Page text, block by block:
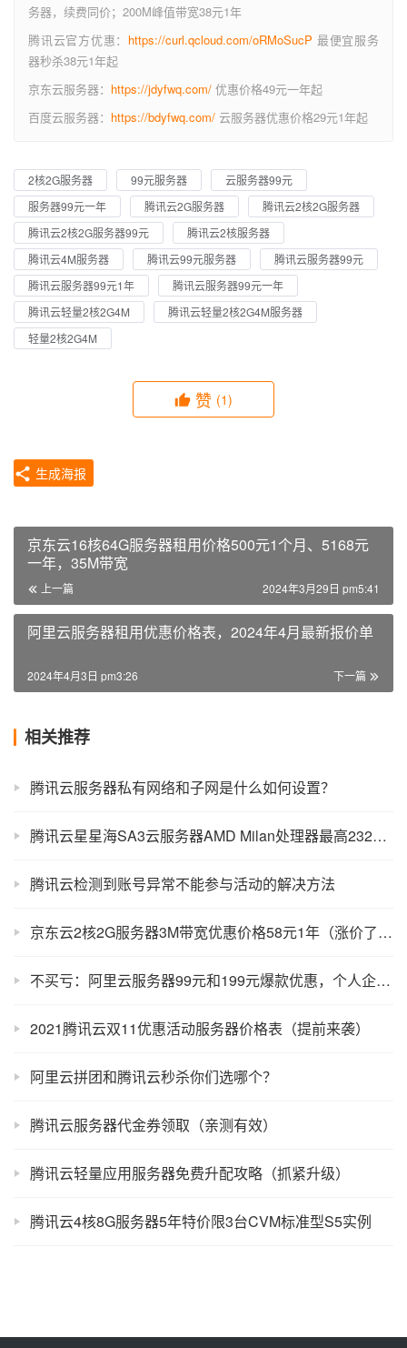
务器，续费同价；200M峰值带宽38元1年
腾讯云官方优惠： https://curl.qcloud.com/oRMoSucP 最便宜服务
器秒杀38元1年起
京东云服务器： https://jdyfwq.com/ 优惠价格49元一年起
百度云服务器： https://bdyfwq.com/ 云服务器优惠价格29元1年起
2核2G服务器 99元服务器
云服务器99元
服务器99元一年
腾讯云2G服务器
腾讯云2核2G服务器
腾讯云2核2G服务器99元
腾讯云2核服务器
腾讯云4M服务器
腾讯云99元服务器
腾讯云服务器99元
腾讯云服务器99元1年
腾讯云服务器99元一年
腾讯云轻量2核2G4M
腾讯云轻量2核2G4M服务器
轻量2核2G4M
赞 (1)
生成海报
京东云16核64G服务器租用价格500元1个月、5168元
一年，35M带宽
上一篇 2024年3月29日 pm5:41
阿里云服务器租用优惠价格表，2024年4月最新报价单
下一篇
2024年4月3日 pm3:26
相关推荐
腾讯云服务器私有网络和子网是什么如何设置？
腾讯云星星海SA3云服务器AMD Milan处理器最高232个核心的单节点算力
腾讯云检测到账号异常不能参与活动的解决方法
京东云2核2G服务器3M带宽优惠价格58元1年（涨价了？）
不买亏：阿里云服务器99元和199元爆款优惠，个人企业新老均可！
2021腾讯云双11优惠活动服务器价格表（提前来袭）
阿里云拼团和腾讯云秒杀你们选哪个？
腾讯云服务器代金券领取（亲测有效）
腾讯云轻量应用服务器免费升配攻略（抓紧升级）
腾讯云4核8G服务器5年特价限3台CVM标准型S5实例